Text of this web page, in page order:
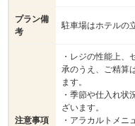
プラン備
考
駐車場はホテルの
注意事項
・レジの性能上、
承のうえ、ご精算
ます。
・季節や仕入れ状
ざいます。
・アラカルトメニ